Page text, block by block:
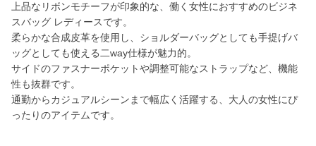
上品なリボンモチーフが印象的な、働く女性におすすめのビジネ
スバッグ レディースです。
柔らかな合成皮革を使用し、ショルダーバッグとしても手提げバ
ッグとしても使える二way仕様が魅力的。
サイドのファスナーポケットや調整可能なストラップなど、機能
性も抜群です。
通勤からカジュアルシーンまで幅広く活躍する、大人の女性にぴ
ったりのアイテムです。